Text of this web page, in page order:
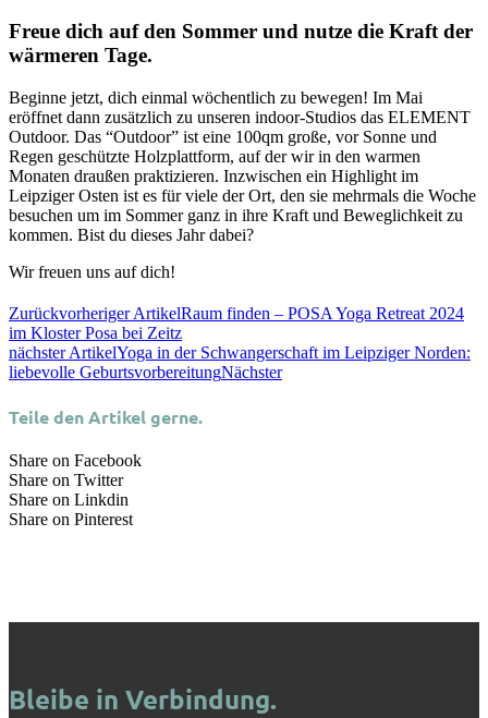
Freue dich auf den Sommer und nutze die Kraft der
wärmeren Tage.
Beginne jetzt, dich einmal wöchentlich zu bewegen! Im Mai
eröffnet dann zusätzlich zu unseren indoor-Studios das ELEMENT
Outdoor. Das “Outdoor” ist eine 100qm große, vor Sonne und
Regen geschützte Holzplattform, auf der wir in den warmen
Monaten draußen praktizieren. Inzwischen ein Highlight im
Leipziger Osten ist es für viele der Ort, den sie mehrmals die Woche
besuchen um im Sommer ganz in ihre Kraft und Beweglichkeit zu
kommen. Bist du dieses Jahr dabei?
Wir freuen uns auf dich!
Zurückvorheriger ArtikelRaum finden – POSA Yoga Retreat 2024
im Kloster Posa bei Zeitz
nächster ArtikelYoga in der Schwangerschaft im Leipziger Norden:
liebevolle GeburtsvorbereitungNächster
Teile den Artikel gerne.
Share on Facebook
Share on Twitter
Share on Linkdin
Share on Pinterest
Bleibe in Verbindung.